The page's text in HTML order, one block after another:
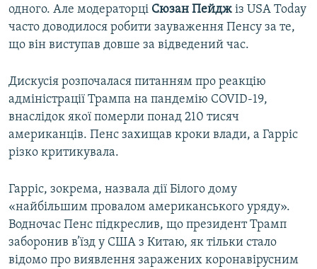
одного. Але модераторці Сюзан Пейдж із USA Today
часто доводилося робити зауваження Пенсу за те,
що він виступав довше за відведений час.
Дискусія розпочалася питанням про реакцію
адміністрації Трампа на пандемію COVID-19,
внаслідок якої померли понад 210 тисяч
американців. Пенс захищав кроки влади, а Гарріс
різко критикувала.
Гарріс, зокрема, назвала дії Білого дому
«найбільшим провалом американського уряду».
Водночас Пенс підкреслив, що президент Трамп
заборонив в’їзд у США з Китаю, як тільки стало
відомо про виявлення заражених коронавірусним